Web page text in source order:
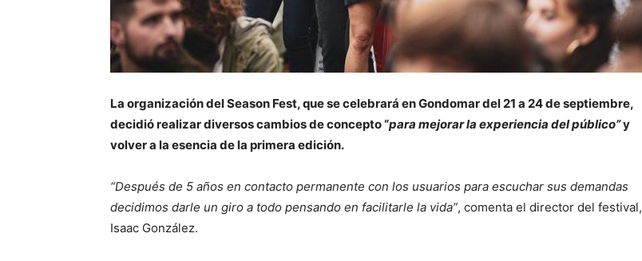
La organización del Season Fest, que se celebrará en Gondomar del 21 a 24 de septiembre,
decidió realizar diversos cambios de concepto “para mejorar la experiencia del público”y
volver a la esencia de la primera edición.
“Después de 5 años en contacto permanente con los usuarios para escuchar sus demandas
decidimos darle un giro a todo pensando en facilitarle la vida”, comenta el director del festival,
Isaac González.